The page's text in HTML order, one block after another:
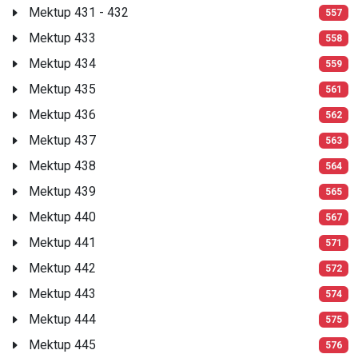
Mektup 431 - 432 557
Mektup 433 558
Mektup 434 559
Mektup 435 561
Mektup 436 562
Mektup 437 563
Mektup 438 564
Mektup 439 565
Mektup 440 567
Mektup 441 571
Mektup 442 572
Mektup 443 574
Mektup 444 575
Mektup 445 576